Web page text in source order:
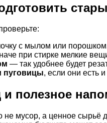
с мылом или
при стирке мелкие
— так удобнее будет
пуговицы, если они есть
полезное
мусор, а ценное сырьё